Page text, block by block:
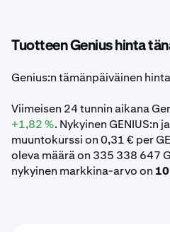
Tuotteen Genius hinta
Genius:n tämänpäiväinen
Viimeisen 24 tunnin aikana
+1,82 %. Nykyinen GENIUS:n
muuntokurssi on 0,31 € per
oleva määrä on 335 338 647
nykyinen markkina-arvo on